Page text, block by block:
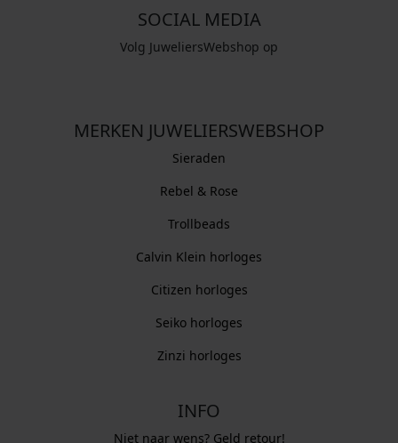
SOCIAL MEDIA
Volg JuweliersWebshop op
MERKEN JUWELIERSWEBSHOP
Sieraden
Rebel & Rose
Trollbeads
Calvin Klein horloges
Citizen horloges
Seiko horloges
Zinzi horloges
INFO
Niet naar wens? Geld retour!